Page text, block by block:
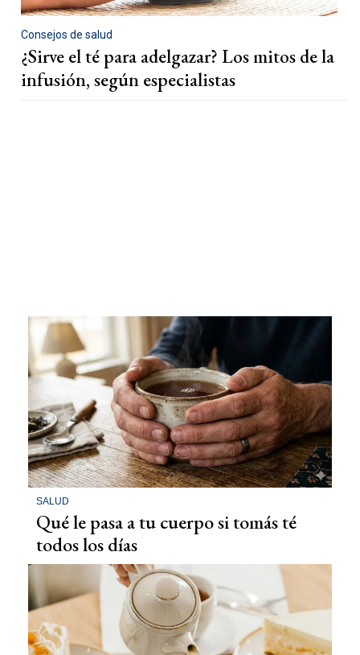
Consejos de salud
¿Sirve el té para adelgazar? Los mitos de la
infusión, según especialistas
SALUD
Qué le pasa a tu cuerpo si tomás té
todos los días